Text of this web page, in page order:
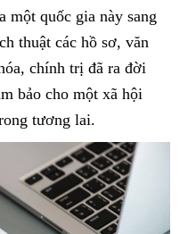
một quốc gia này sang
thuật các hồ sơ, văn
chính trị đã ra đời
bảo cho một xã hội
tương lai.